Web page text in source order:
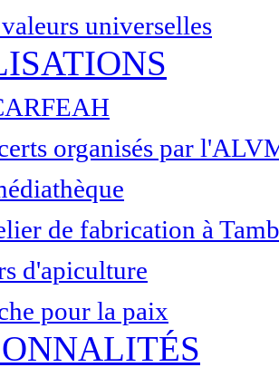
universelles
organisés par
de fabrication à
d'apiculture
pour la paix